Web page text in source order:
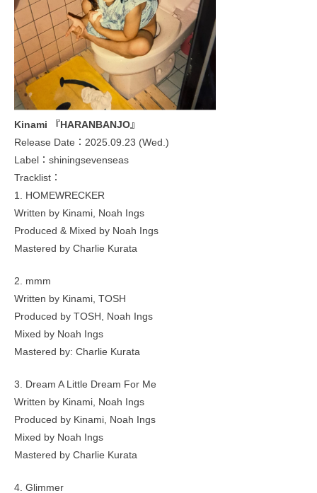
Kinami 『HARANBANJO』
Release Date：2025.09.23 (Wed.)
Label：shiningsevenseas
Tracklist：
1. HOMEWRECKER
Written by Kinami, Noah Ings
Produced & Mixed by Noah Ings
Mastered by Charlie Kurata
2. mmm
Written by Kinami, TOSH
Produced by TOSH, Noah Ings
Mixed by Noah Ings
Mastered by: Charlie Kurata
3. Dream A Little Dream For Me
Written by Kinami, Noah Ings
Produced by Kinami, Noah Ings
Mixed by Noah Ings
Mastered by Charlie Kurata
4. Glimmer